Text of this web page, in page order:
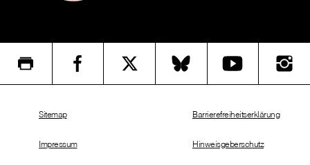
Sitemap
Impressum
Barrierefreiheitserklärung
Hinweisgeberschutz